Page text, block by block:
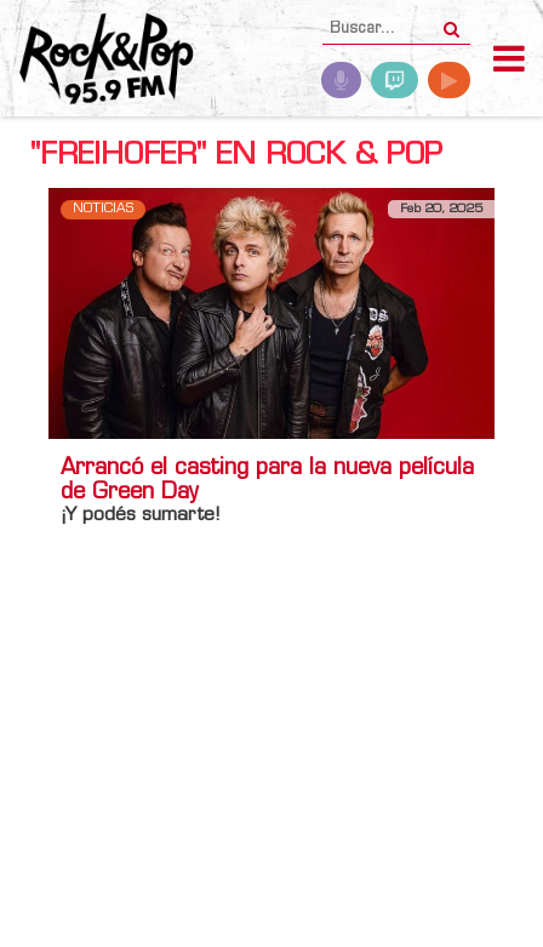
"FREIHOFER" EN ROCK & POP
NOTICIAS Feb 20, 2025
Arrancó el casting para la nueva película
de Green Day
¡Y podés sumarte!